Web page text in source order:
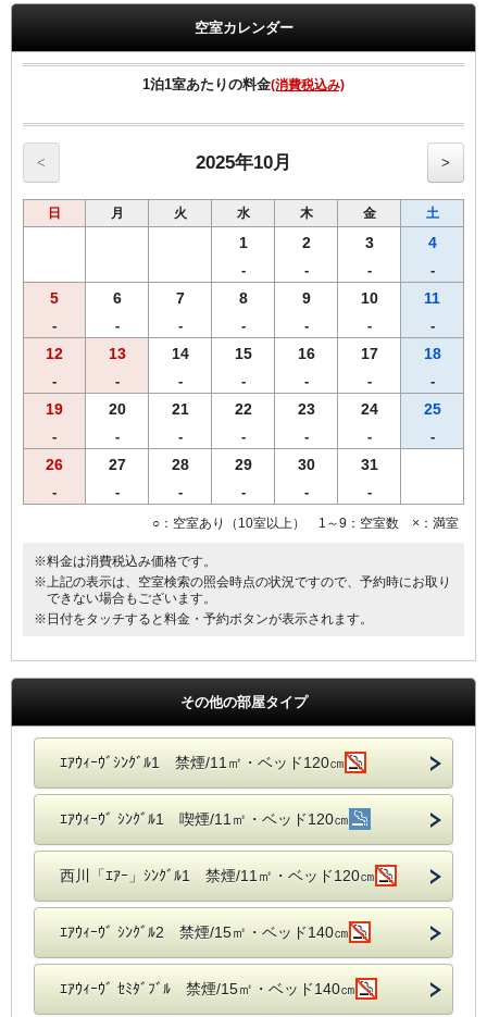
☆Wi-Fi 及び有線LAN環境完備
☆有料VOD（ビデオ・オン・デマンド）対応
☆館内にコンビニあり
☆シングル11㎡のお部屋のベットサイズは120㎝です。
☆セミダブルとはシングル15㎡の2名様利用です
■宿泊税のご案内■
大阪府条例により、ご宿泊料金に応じた宿泊税を別途頂戴いたしま
す。あらかじめご了承くださいませ。
空室カレンダー
1泊1室あたりの料金(消費税込み)
< 2025年10月 >
日 月 火 水 木 金 土
1
-
2
-
3
-
4
-
5
-
6
-
7
-
8
-
9
-
10
-
11
-
12
-
13
-
14
-
15
-
16
-
17
-
18
-
19
-
20
-
21
-
22
-
23
-
24
-
25
-
26
-
27
-
28
-
29
-
30
-
31
-
○：空室あり（10室以上） 1～9：空室数 ×：満室
※料金は消費税込み価格です。
※上記の表示は、空室検索の照会時点の状況ですので、予約時にお取り
できない場合もございます。
※日付をタッチすると料金・予約ボタンが表示されます。
その他の部屋タイプ
ｴｱｳｨｰｳﾞｼﾝｸﾞﾙ1 禁煙/11㎡・ベッド120㎝
ｴｱｳｨｰｳﾞ ｼﾝｸﾞﾙ1 喫煙/11㎡・ベッド120㎝
西川「ｴｱｰ」ｼﾝｸﾞﾙ1 禁煙/11㎡・ベッド120㎝
ｴｱｳｨｰｳﾞ ｼﾝｸﾞﾙ2 禁煙/15㎡・ベッド140㎝
ｴｱｳｨｰｳﾞ ｾﾐﾀﾞﾌﾞﾙ 禁煙/15㎡・ベッド140㎝